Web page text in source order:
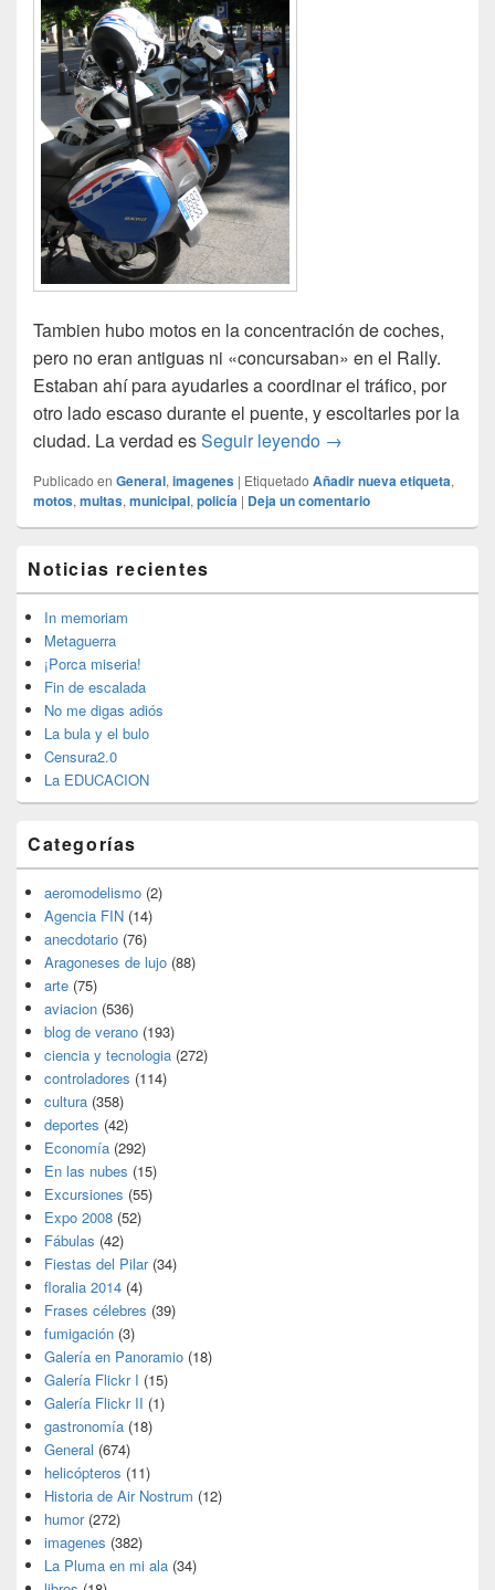
Tambien hubo motos en la concentración de coches,
pero no eran antiguas ni «concursaban» en el Rally.
Estaban ahí para ayudarles a coordinar el tráfico, por
otro lado escaso durante el puente, y escoltarles por la
ciudad. La verdad esSeguir leyendo Motos de policía
→
Publicado en General,imagenes | Etiquetado Añadir nueva etiqueta,
motos,multas,municipal,policía | Deja un comentario
área
de
widget
barra
lateral
primaria
Noticias recientes
In memoriam
Metaguerra
¡Porca miseria!
Fin de escalada
No me digas adiós
La bula y el bulo
Censura2.0
La EDUCACION
Categorías
aeromodelismo (2)
Agencia FIN (14)
anecdotario (76)
Aragoneses de lujo (88)
arte (75)
aviacion (536)
blog de verano (193)
ciencia y tecnologia (272)
controladores (114)
cultura (358)
deportes (42)
Economía (292)
En las nubes (15)
Excursiones (55)
Expo 2008 (52)
Fábulas (42)
Fiestas del Pilar(34)
floralia 2014 (4)
Frases célebres (39)
fumigación (3)
Galería en Panoramio (18)
Galería Flickr I (15)
Galería Flickr II (1)
gastronomía (18)
General (674)
helicópteros (11)
Historia de Air Nostrum (12)
humor(272)
imagenes (382)
La Pluma en mi ala (34)